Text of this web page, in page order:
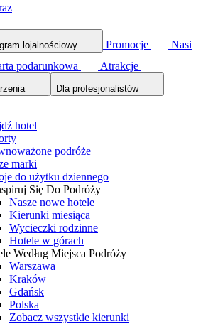
lojalnościowy Promocje
Nasi
podarunkowa Atrakcje
Dla profesjonalistów
hotel
podróże
marki
do użytku dziennego
Się Do Podróży
Nasze nowe hotele
Kierunki miesiąca
Wycieczki rodzinne
Hotele w górach
Według Miejsca Podróży
Warszawa
Kraków
Gdańsk
Polska
Zobacz wszystkie kierunki